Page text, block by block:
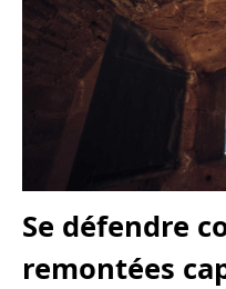
Se défendre
remontées